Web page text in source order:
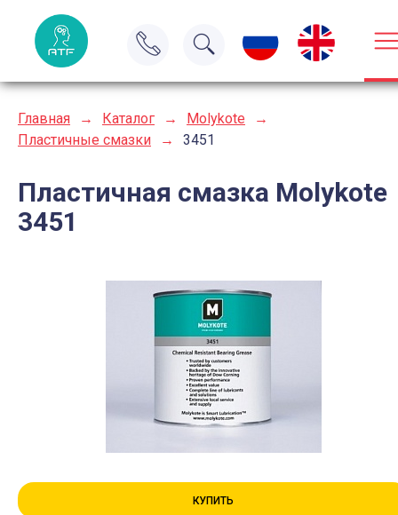
Главная → Каталог → Molykote
→
Пластичные смазки
→ 3451
Пластичная смазка Molykote
3451
КУПИТЬ